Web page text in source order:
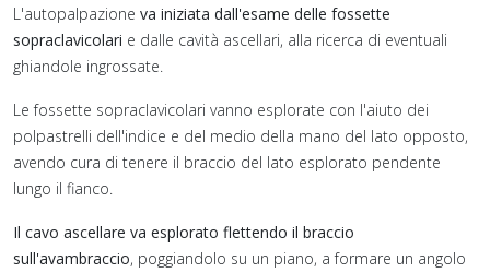
L'autopalpazione va iniziata dall'esame delle fossette
sopraclavicolari e dalle cavità ascellari, alla ricerca di eventuali
ghiandole ingrossate.
Le fossette sopraclavicolari vanno esplorate con l'aiuto dei
polpastrelli dell'indice e del medio della mano del lato opposto,
avendo cura di tenere il braccio del lato esplorato pendente
lungo il fianco.
Il cavo ascellare va esplorato flettendo il braccio
sull'avambraccio, poggiandolo su un piano, a formare un angolo